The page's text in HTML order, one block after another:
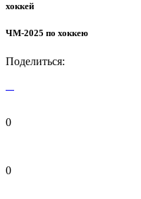
хоккей
ЧМ-2025 по хоккею
Поделиться:
0
0